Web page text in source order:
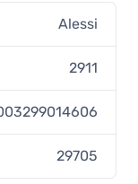
Alessi
2911
29705